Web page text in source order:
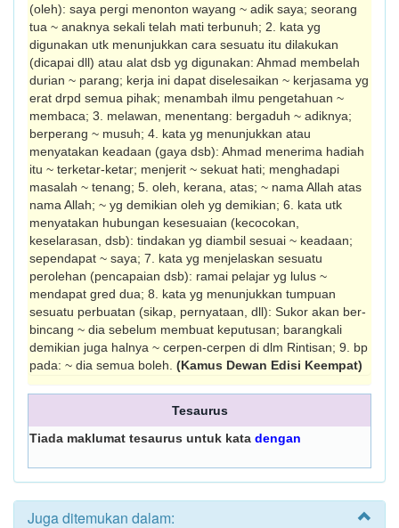
(oleh): saya pergi menonton wayang ~ adik saya; seorang
tua ~ anaknya sekali telah mati terbunuh; 2. kata yg
digunakan utk menunjukkan cara sesuatu itu dilakukan
(dicapai dll) atau alat dsb yg digunakan: Ahmad membelah
durian ~ parang; kerja ini dapat diselesaikan ~ kerjasama yg
erat drpd semua pihak; me­nambah ilmu pengetahuan ~
membaca; 3. melawan, menentang: bergaduh ~ adiknya;
berperang ~ musuh; 4. kata yg menunjukkan atau
menyatakan keadaan (gaya dsb): Ahmad menerima hadiah
itu ~ terketar-ketar; men­jerit ~ sekuat hati; menghadapi
masalah ~ tenang; 5. oleh, kerana, atas; ~ nama Allah atas
nama Allah; ~ yg demikian oleh yg demikian; 6. kata utk
menyatakan hubungan kesesuaian (ke­cocokan,
keselarasan, dsb): tindakan yg diambil sesuai ~ keadaan;
sependapat ~ saya; 7. kata yg menjelaskan sesuatu
perolehan (pencapaian dsb): ramai pelajar yg lulus ~
mendapat gred dua; 8. kata yg menunjukkan tumpuan
sesuatu perbuatan (sikap, pernyataan, dll): Sukor akan ber­
bincang ~ dia sebelum membuat keputusan; barangkali
demikian juga halnya ~ cerpen-cerpen di dlm Rintisan; 9. bp
pada: ~ dia semua boleh. (Kamus Dewan Edisi Keempat)
Tesaurus
Tiada maklumat tesaurus untuk kata dengan
Juga ditemukan dalam: